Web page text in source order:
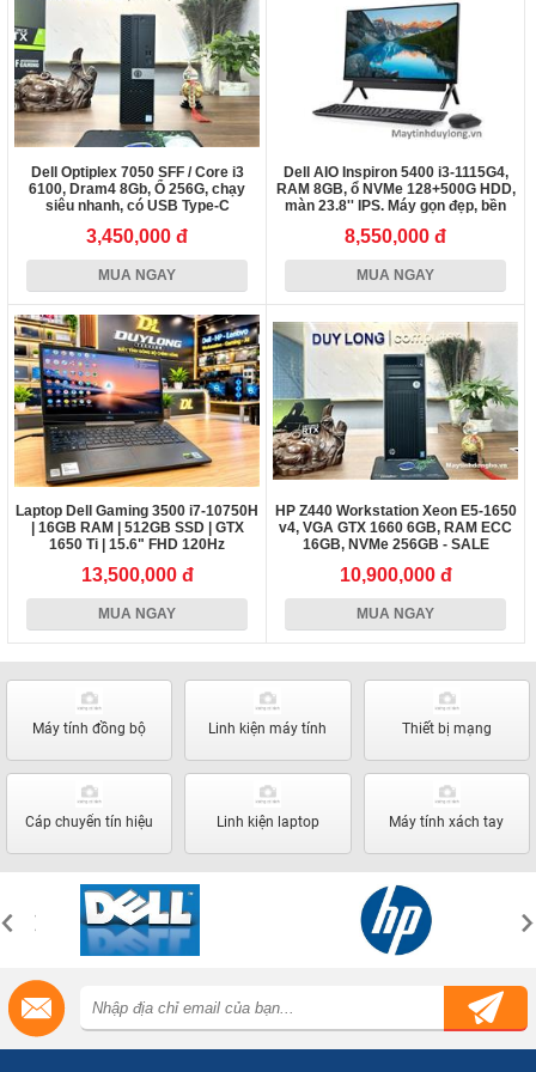
Dell Optiplex 7050 SFF / Core i3
6100, Dram4 8Gb, Ổ 256G, chạy
siêu nhanh, có USB Type-C
3,450,000 đ
MUA NGAY
Dell AIO Inspiron 5400 i3-1115G4,
RAM 8GB, ổ NVMe 128+500G HDD,
màn 23.8'' IPS. Máy gọn đẹp, bền
8,550,000 đ
MUA NGAY
Laptop Dell Gaming 3500 i7-10750H
| 16GB RAM | 512GB SSD | GTX
1650 Ti | 15.6" FHD 120Hz
13,500,000 đ
MUA NGAY
HP Z440 Workstation Xeon E5-1650
v4, VGA GTX 1660 6GB, RAM ECC
16GB, NVMe 256GB - SALE
10,900,000 đ
MUA NGAY
Máy tính đồng bộ Linh kiện máy tính Thiết bị mạng
Cáp chuyển tín hiệu Linh kiện laptop Máy tính xách tay